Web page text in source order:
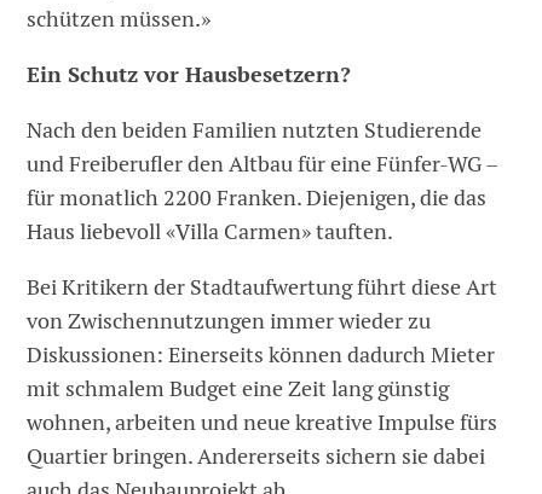
schützen müssen.»
Ein Schutz vor Hausbesetzern?
Nach den beiden Familien nutzten Studierende
und Freiberufler den Altbau für eine Fünfer-WG –
für monatlich 2200 Franken. Diejenigen, die das
Haus liebevoll «Villa Carmen» tauften.
Bei Kritikern der Stadtaufwertung führt diese Art
von Zwischennutzungen immer wieder zu
Diskussionen: Einerseits können dadurch Mieter
mit schmalem Budget eine Zeit lang günstig
wohnen, arbeiten und neue kreative Impulse fürs
Quartier bringen. Andererseits sichern sie dabei